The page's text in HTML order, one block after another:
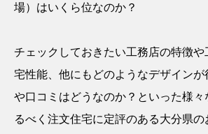
場）はいくら位なのか？
チェックしておきたい工務店の特徴や
宅性能、他にもどのようなデザインが
や口コミはどうなのか？といった様々
るべく注文住宅に定評のある大分県